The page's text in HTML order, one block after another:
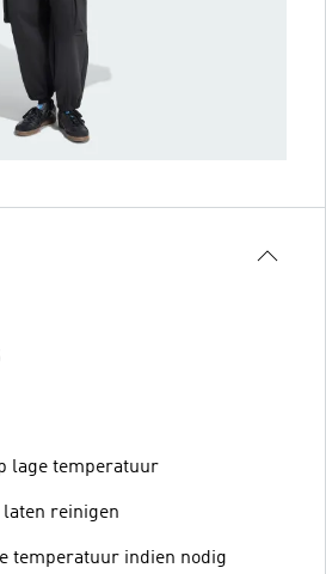
lage temperatuur
reinigen
temperatuur indien nodig